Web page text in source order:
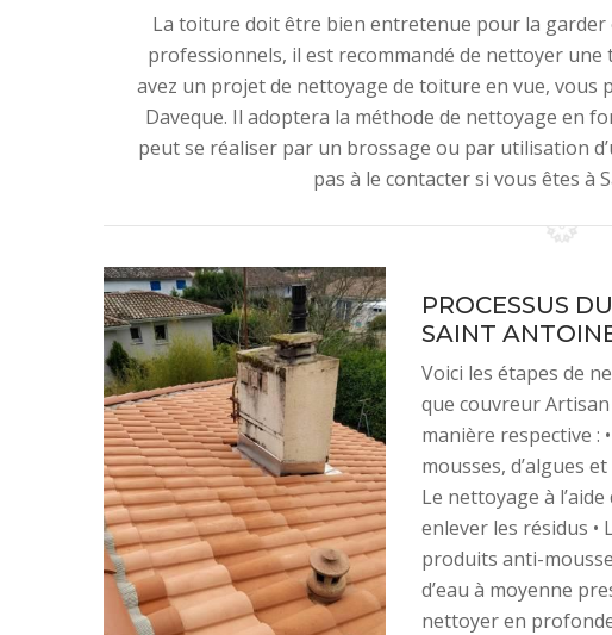
La toiture doit être bien entretenue pour la
professionnels, il est recommandé de nettoyer
avez un projet de nettoyage de toiture en vue, vous
Daveque. Il adoptera la méthode de nettoyage en
peut se réaliser par un brossage ou par utilisation
pas à le contacter si vous êtes à
PROCESSUS
SAINT
Voici les étapes de
que couvreur
manière respective :
mousses, d’algues
Le nettoyage à
enlever les résidus •
produits anti-
d’eau à moyenne
nettoyer en